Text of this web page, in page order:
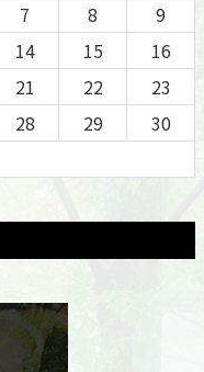
7 8
9
14 15
16
21 22
23
28 29
30